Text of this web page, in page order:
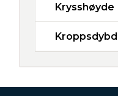
Krysshøyde